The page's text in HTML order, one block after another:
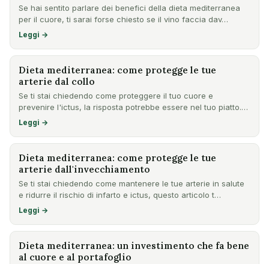
Se hai sentito parlare dei benefici della dieta mediterranea
per il cuore, ti sarai forse chiesto se il vino faccia dav…
Leggi →
Dieta mediterranea: come protegge le tue
arterie dal collo
Se ti stai chiedendo come proteggere il tuo cuore e
prevenire l'ictus, la risposta potrebbe essere nel tuo piatto.
Un i…
Leggi →
Dieta mediterranea: come protegge le tue
arterie dall'invecchiamento
Se ti stai chiedendo come mantenere le tue arterie in salute
e ridurre il rischio di infarto e ictus, questo articolo t…
Leggi →
Dieta mediterranea: un investimento che fa bene
al cuore e al portafoglio